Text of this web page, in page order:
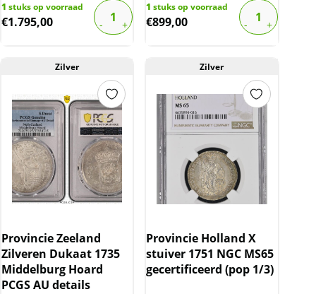
1 stuks op voorraad
€1.795,00
1 stuks op voorraad
€899,00
Zilver
Provincie Zeeland
Zilveren Dukaat 1735
Middelburg Hoard
PCGS AU details
Zilver
Provincie Holland X
stuiver 1751 NGC MS65
gecertificeerd (pop 1/3)